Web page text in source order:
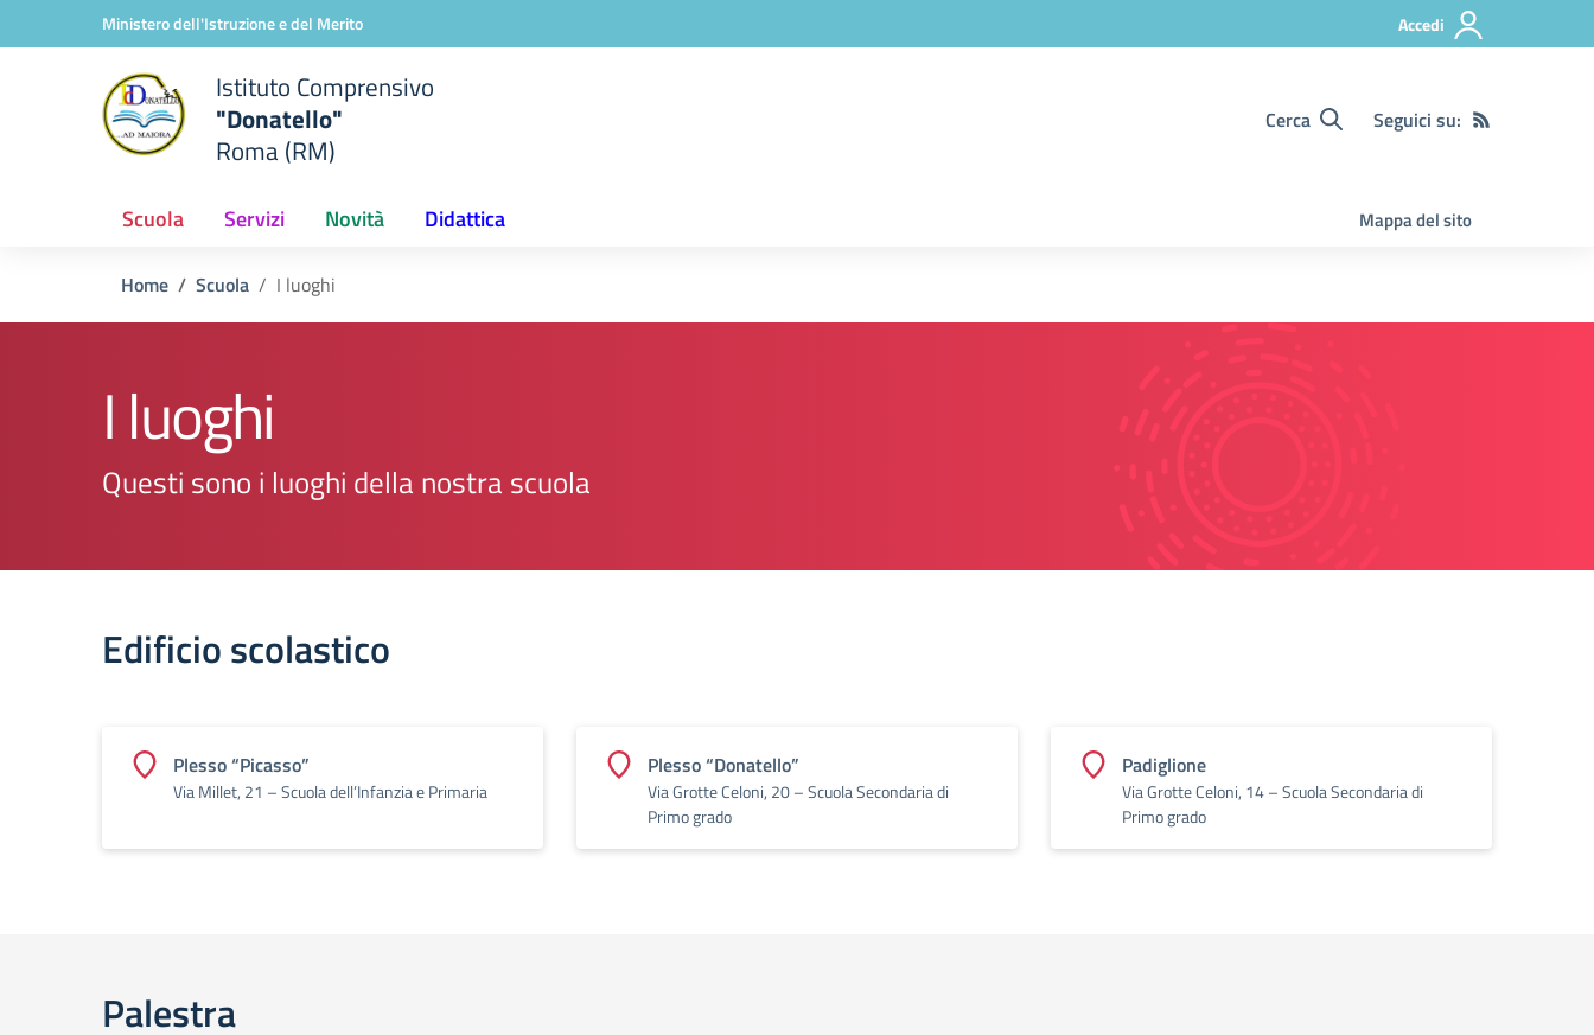
Vai ai contenuti
Vai al menu di navigazioneMinistero dell'Istruzione e del Merito Accedi
Istituto Comprensivo
"Donatello"
Roma (RM)
Cerca Seguici su:
Scuola Servizi Novità Didattica Mappa del sito
Home Scuola I luoghi
I luoghi
Questi sono i luoghi della nostra scuola
Edificio scolastico
Plesso “Picasso”
Via Millet, 21 – Scuola dell’Infanzia e Primaria
Plesso “Donatello”
Via Grotte Celoni, 20 – Scuola Secondaria di
Primo grado
Padiglione
Via Grotte Celoni, 14 – Scuola Secondaria di
Primo grado
Palestra